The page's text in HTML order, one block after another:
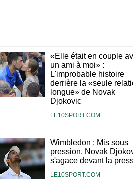
«Elle était en couple
un ami à moi» :
L'improbable histoire
derrière la «seule
longue» de Novak
Djokovic
LE10SPORT.COM
Wimbledon : Mis sous
pression, Novak
s'agace devant la
LE10SPORT.COM